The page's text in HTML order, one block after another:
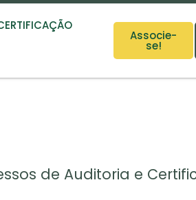
Associe-
se!
de Auditoria e